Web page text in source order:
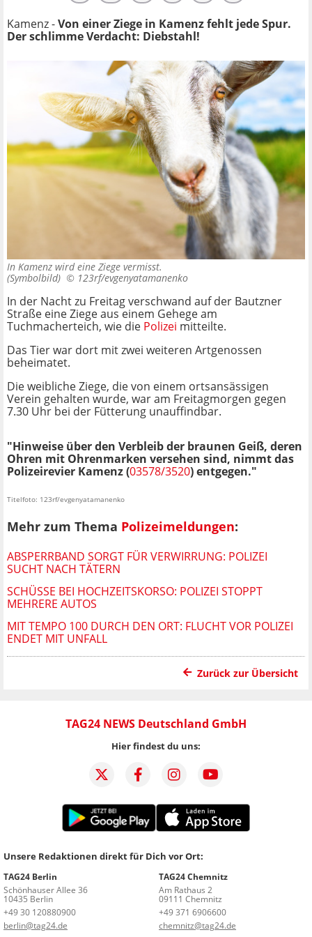
Kamenz -Von einer Ziege in Kamenz fehlt jede Spur.
Der schlimme Verdacht: Diebstahl!
In Kamenz wird eine Ziege vermisst.
(Symbolbild) © 123rf/evgenyatamanenko
In der Nacht zu Freitag verschwand auf der Bautzner
Straße eine Ziege aus einem Gehege am
Tuchmacherteich, wie die Polizei mitteilte.
Das Tier war dort mit zwei weiteren Artgenossen
beheimatet.
Die weibliche Ziege, die von einem ortsansässigen
Verein gehalten wurde, war am Freitagmorgen gegen
7.30 Uhr bei der Fütterung unauffindbar.
"Hinweise über den Verbleib der braunen Geiß, deren
Ohren mit Ohrenmarken versehen sind, nimmt das
Polizeirevier Kamenz (03578/3520) entgegen."
Titelfoto: 123rf/evgenyatamanenko
Mehr zum Thema Polizeimeldungen:
ABSPERRBAND SORGT FÜR VERWIRRUNG: POLIZEI
SUCHT NACH TÄTERN
SCHÜSSE BEI HOCHZEITSKORSO: POLIZEI STOPPT
MEHRERE AUTOS
MIT TEMPO 100 DURCH DEN ORT: FLUCHT VOR POLIZEI
ENDET MIT UNFALL
Zurück zur Übersicht
TAG24 NEWS Deutschland GmbH
Hier findest du uns:
Unsere Redaktionen direkt für Dich vor Ort:
TAG24 Berlin
Schönhauser Allee 36
10435 Berlin
+49 30 120880900
berlin@tag24.de
TAG24 Chemnitz
Am Rathaus 2
09111 Chemnitz
+49 371 6906600
chemnitz@tag24.de